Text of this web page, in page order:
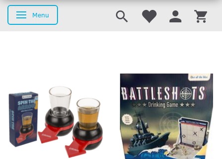
Skifte navigation
Menu